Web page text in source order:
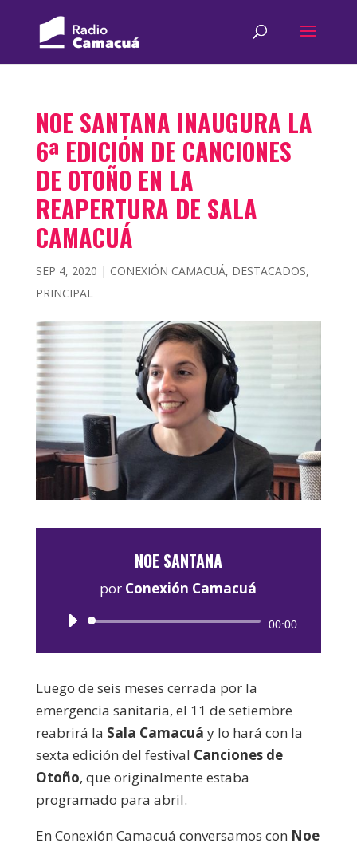
NOE SANTANA INAUGURA LA
6ª EDICIÓN DE CANCIONES
DE OTOÑO EN LA
REAPERTURA DE SALA
CAMACUÁ
SEP 4, 2020 | CONEXIÓN CAMACUÁ, DESTACADOS,
PRINCIPAL
NOE SANTANA
por Conexión Camacuá
Reproductor
00:00
Luego de seis meses cerrada por la
emergencia sanitaria, el 11 de setiembre
reabrirá la Sala Camacuá y lo hará con la
sexta edición del festival Canciones de
Otoño, que originalmente estaba
programado para abril.
En Conexión Camacuá conversamos con Noe